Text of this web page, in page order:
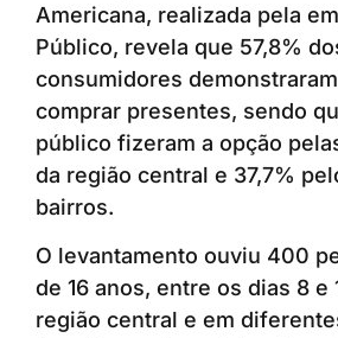
Americana, realizada pela
Público, revela que 57,8%
consumidores
comprar presentes, sendo
público fizeram a opção
da região central e 37,7%
bairros.
O levantamento ouviu 400
de 16 anos, entre os dias 8 e
região central e em